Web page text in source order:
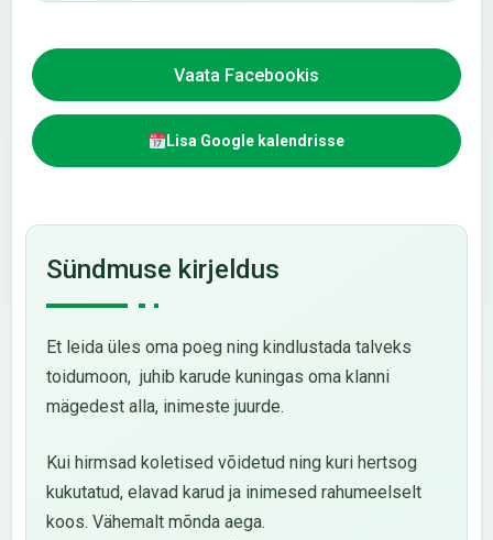
Vaata Facebookis
Lisa Google kalendrisse
Sündmuse kirjeldus
Et leida üles oma poeg ning kindlustada talveks
toidumoon, juhib karude kuningas oma klanni
mägedest alla, inimeste juurde.
Kui hirmsad koletised võidetud ning kuri hertsog
kukutatud, elavad karud ja inimesed rahumeelselt
koos. Vähemalt mõnda aega.